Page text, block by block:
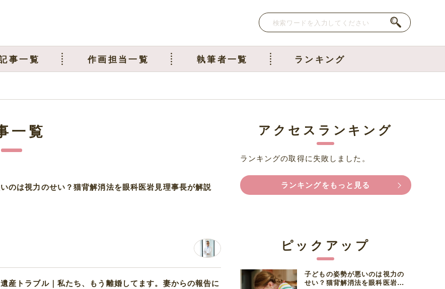
事一覧 作画担当一覧 執筆者一覧 ランキング
一覧
のは視力のせい？猫背解消法を眼科医岩見理事長が解説
遺産トラブル｜私たち、もう離婚してます。妻からの報告に
アクセスランキング
ランキングの取得に失敗しました。
ランキングをもっと見る
ピックアップ
子どもの姿勢が悪いのは視力の
せい？猫背解消法を眼科医岩見